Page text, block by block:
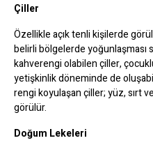
Çiller
Özellikle açık tenli kişilerde
belirli bölgelerde yoğunlaşması
kahverengi olabilen çiller,
yetişkinlik döneminde de
rengi koyulaşan çiller; yüz, sırt
görülür.
Doğum Lekeleri